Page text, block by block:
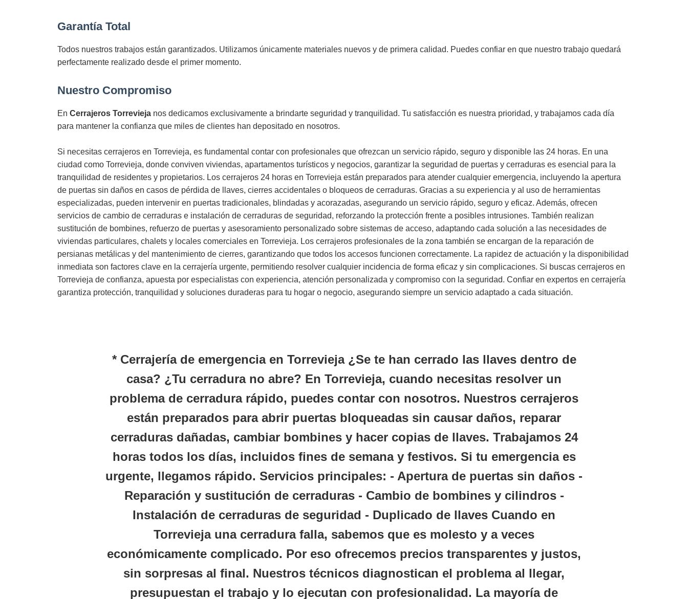
Garantía Total
Todos nuestros trabajos están garantizados. Utilizamos únicamente materiales nuevos y de primera calidad. Puedes confiar en que nuestro trabajo quedará
perfectamente realizado desde el primer momento.
Nuestro Compromiso
En Cerrajeros Torrevieja nos dedicamos exclusivamente a brindarte seguridad y tranquilidad. Tu satisfacción es nuestra prioridad, y trabajamos cada día
para mantener la confianza que miles de clientes han depositado en nosotros.
Si necesitas cerrajeros en Torrevieja, es fundamental contar con profesionales que ofrezcan un servicio rápido, seguro y disponible las 24 horas. En una
ciudad como Torrevieja, donde conviven viviendas, apartamentos turísticos y negocios, garantizar la seguridad de puertas y cerraduras es esencial para la
tranquilidad de residentes y propietarios. Los cerrajeros 24 horas en Torrevieja están preparados para atender cualquier emergencia, incluyendo la apertura
de puertas sin daños en casos de pérdida de llaves, cierres accidentales o bloqueos de cerraduras. Gracias a su experiencia y al uso de herramientas
especializadas, pueden intervenir en puertas tradicionales, blindadas y acorazadas, asegurando un servicio rápido, seguro y eficaz. Además, ofrecen
servicios de cambio de cerraduras e instalación de cerraduras de seguridad, reforzando la protección frente a posibles intrusiones. También realizan
sustitución de bombines, refuerzo de puertas y asesoramiento personalizado sobre sistemas de acceso, adaptando cada solución a las necesidades de
viviendas particulares, chalets y locales comerciales en Torrevieja. Los cerrajeros profesionales de la zona también se encargan de la reparación de
persianas metálicas y del mantenimiento de cierres, garantizando que todos los accesos funcionen correctamente. La rapidez de actuación y la disponibilidad
inmediata son factores clave en la cerrajería urgente, permitiendo resolver cualquier incidencia de forma eficaz y sin complicaciones. Si buscas cerrajeros en
Torrevieja de confianza, apuesta por especialistas con experiencia, atención personalizada y compromiso con la seguridad. Confiar en expertos en cerrajería
garantiza protección, tranquilidad y soluciones duraderas para tu hogar o negocio, asegurando siempre un servicio adaptado a cada situación.
* Cerrajería de emergencia en Torrevieja ¿Se te han cerrado las llaves dentro de
casa? ¿Tu cerradura no abre? En Torrevieja, cuando necesitas resolver un
problema de cerradura rápido, puedes contar con nosotros. Nuestros cerrajeros
están preparados para abrir puertas bloqueadas sin causar daños, reparar
cerraduras dañadas, cambiar bombines y hacer copias de llaves. Trabajamos 24
horastodos los días, incluidos fines de semana y festivos. Si tu emergencia es
urgente, llegamos rápido. Servicios principales: - Apertura de puertas sin daños -
Reparación y sustitución de cerraduras - Cambio de bombines y cilindros -
Instalación de cerraduras de seguridad - Duplicado de llaves Cuando en
Torreviejauna cerradura falla, sabemos que es molesto y a veces
económicamente complicado. Por eso ofrecemos precios transparentes y justos,
sin sorpresas al final. Nuestros técnicos diagnostican el problema al llegar,
presupuestan el trabajo y lo ejecutan con profesionalidad. La mayoría de